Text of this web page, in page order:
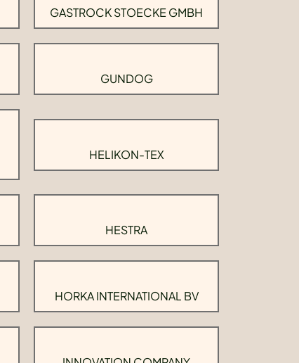
GASTROCK STOECKE GMBH
GUNDOG
HELIKON-TEX
HESTRA
HORKA INTERNATIONAL BV